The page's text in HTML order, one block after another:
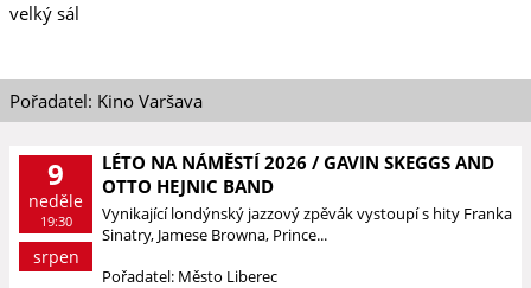
velký sál
Pořadatel: Kino Varšava
9
neděle
19:30
srpen
LÉTO NA NÁMĚSTÍ 2026 / GAVIN SKEGGS AND
OTTO HEJNIC BAND
Vynikající londýnský jazzový zpěvák vystoupí s hity Franka
Sinatry, Jamese Browna, Prince...
Pořadatel: Město Liberec